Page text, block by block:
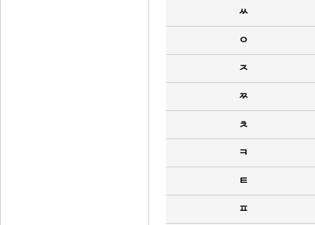
ㅆ
ㅇ
ㅈ
ㅉ
ㅊ
ㅋ
ㅌ
ㅍ